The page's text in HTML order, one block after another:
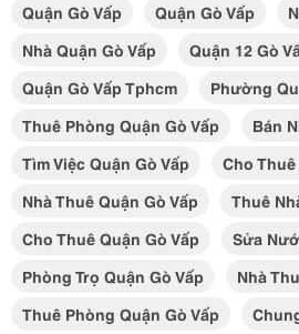
Quận Gò Vấp Quận Gò Vấp
Nhà Quận Gò Vấp
Quận 12 Gò
Quận Gò Vấp Tphcm
Phường
Thuê Phòng Quận Gò Vấp
Bán
Tìm Việc Quận Gò Vấp
Cho
Nhà Thuê Quận Gò Vấp
Thuê
Cho Thuê Quận Gò Vấp
Sửa
Phòng Trọ Quận Gò Vấp
Nhà
Thuê Phòng Quận Gò Vấp